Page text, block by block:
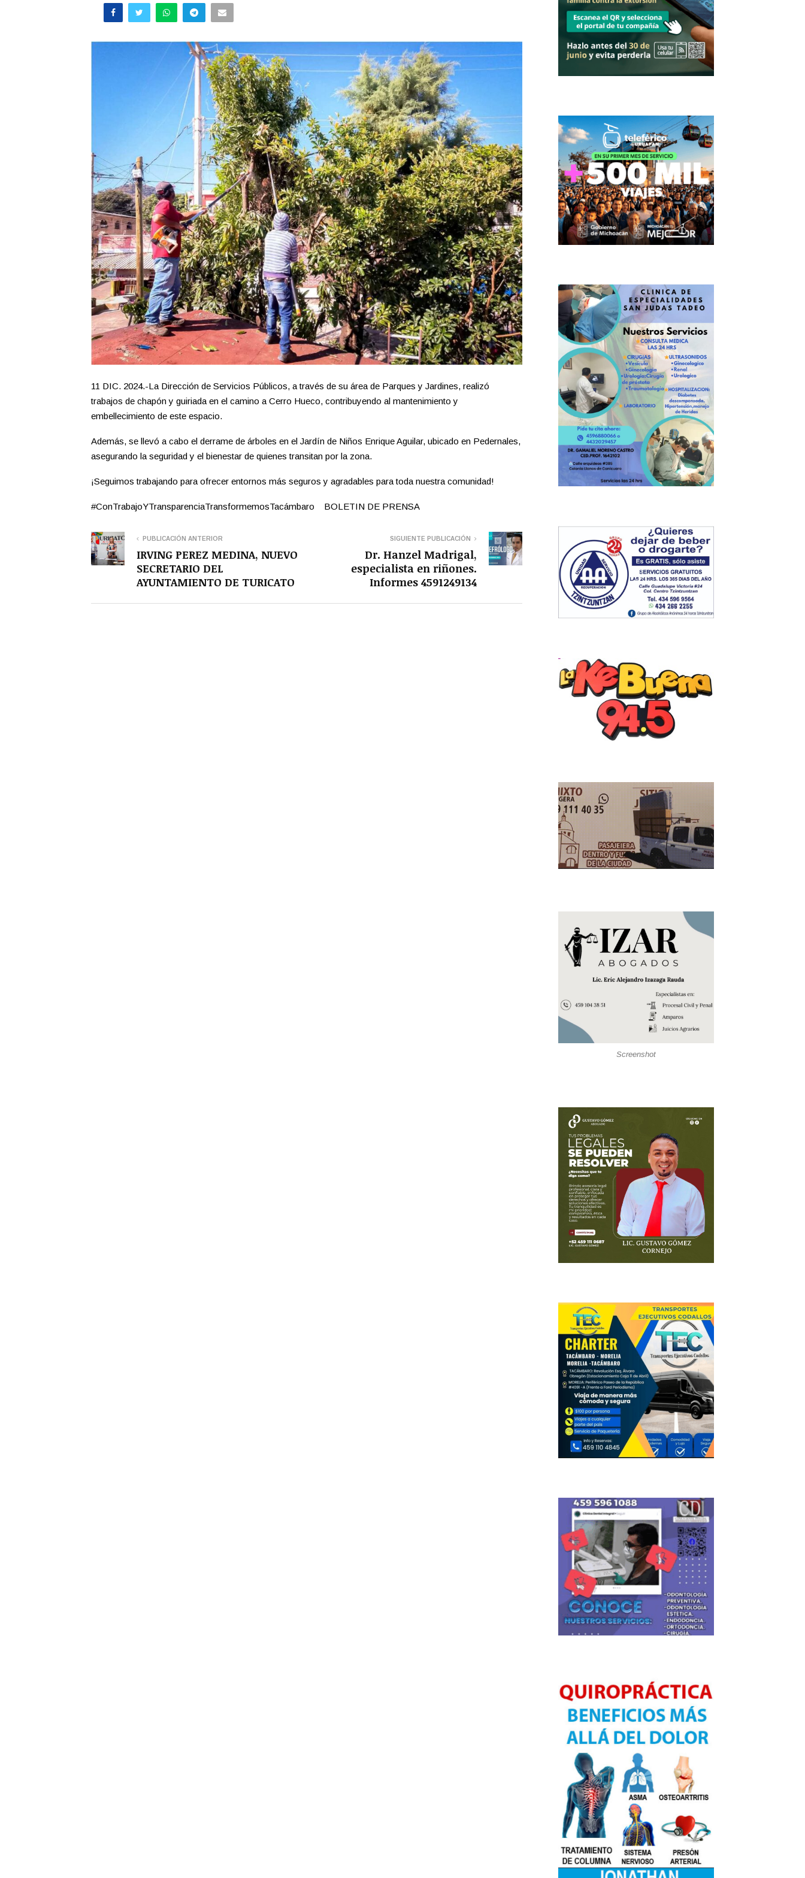
11 DIC. 2024.-La Dirección de Servicios Públicos, a través de su área de Parques y Jardines, realizó
trabajos de chapón y guiriada en el camino a Cerro Hueco, contribuyendo al mantenimiento y
embellecimiento de este espacio.
Además, se llevó a cabo el derrame de árboles en el Jardín de Niños Enrique Aguilar, ubicado en Pedernales,
asegurando la seguridad y el bienestar de quienes transitan por la zona.
¡Seguimos trabajando para ofrecer entornos más seguros y agradables para toda nuestra comunidad!
#ConTrabajoYTransparenciaTransformemosTacámbaro BOLETIN DE PRENSA
PUBLICACIÓN ANTERIOR
IRVING PEREZ MEDINA, NUEVO
SECRETARIO DEL
AYUNTAMIENTO DE TURICATO
SIGUIENTE PUBLICACIÓN
Dr. Hanzel Madrigal,
especialista en riñones.
Informes 4591249134
Screenshot